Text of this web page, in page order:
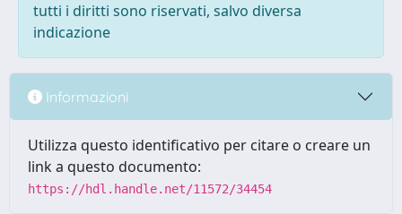
tutti i diritti sono riservati, salvo diversa
indicazione
Informazioni
Utilizza questo identificativo per citare o creare un
link a questo documento:
https://hdl.handle.net/11572/34454